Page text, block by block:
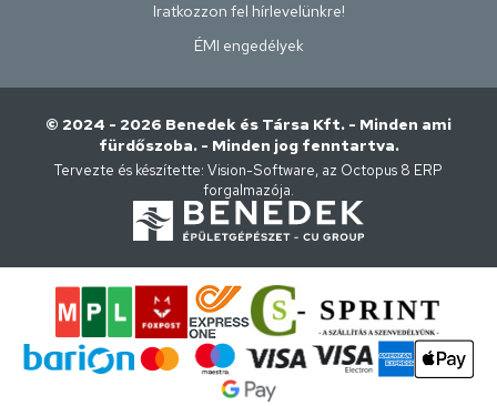
Iratkozzon fel hírlevelünkre!
ÉMI engedélyek
© 2024 - 2026 Benedek és Társa Kft. - Minden ami
fürdőszoba. - Minden jog fenntartva.
Tervezte és készítette: Vision-Software, az Octopus 8 ERP
forgalmazója.